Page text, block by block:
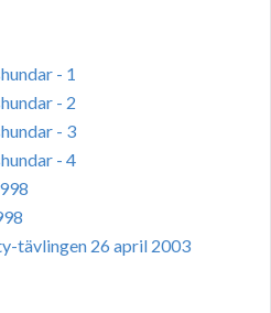
- 1
- 2
- 3
- 4
tävlingen 26 april 2003